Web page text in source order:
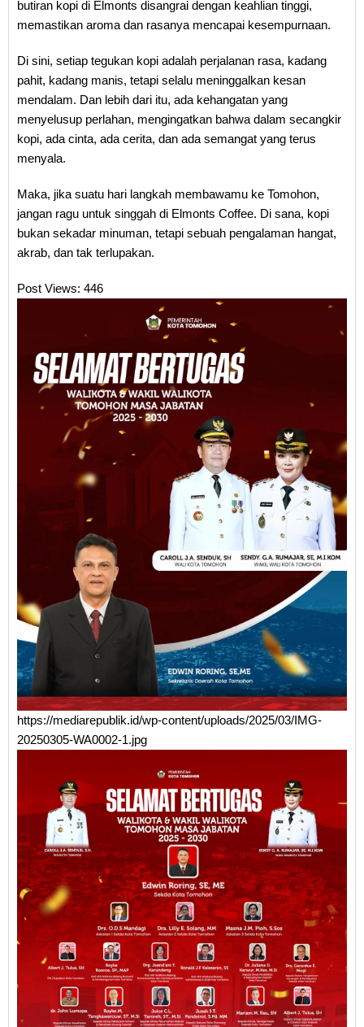
butiran kopi di Elmonts disangrai dengan keahlian tinggi,
memastikan aroma dan rasanya mencapai kesempurnaan.
Di sini, setiap tegukan kopi adalah perjalanan rasa, kadang
pahit, kadang manis, tetapi selalu meninggalkan kesan
mendalam. Dan lebih dari itu, ada kehangatan yang
menyelusup perlahan, mengingatkan bahwa dalam secangkir
kopi, ada cinta, ada cerita, dan ada semangat yang terus
menyala.
Maka, jika suatu hari langkah membawamu ke Tomohon,
jangan ragu untuk singgah di Elmonts Coffee. Di sana, kopi
bukan sekadar minuman, tetapi sebuah pengalaman hangat,
akrab, dan tak terlupakan.
Post Views: 446
https://mediarepublik.id/wp-content/uploads/2025/03/IMG-
20250305-WA0002-1.jpg